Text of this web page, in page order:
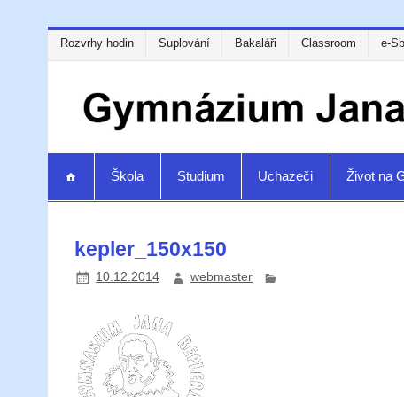
Rozvrhy hodin Suplování Bakaláři Classroom e-
Škola Studium Uchazeči Život na
kepler_150x150
10.12.2014 webmaster